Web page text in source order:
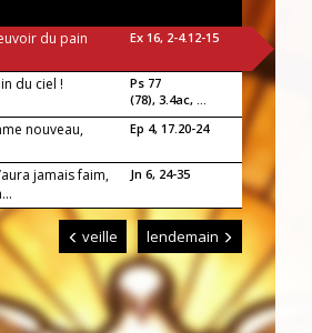
du pain
Ex 16, 2-4.12-15
du ciel !
Ps 77
(78), 3.4ac, ...
nouveau,
Ep 4, 17.20-24
jamais faim,
Jn 6, 24-35
veille lendemain